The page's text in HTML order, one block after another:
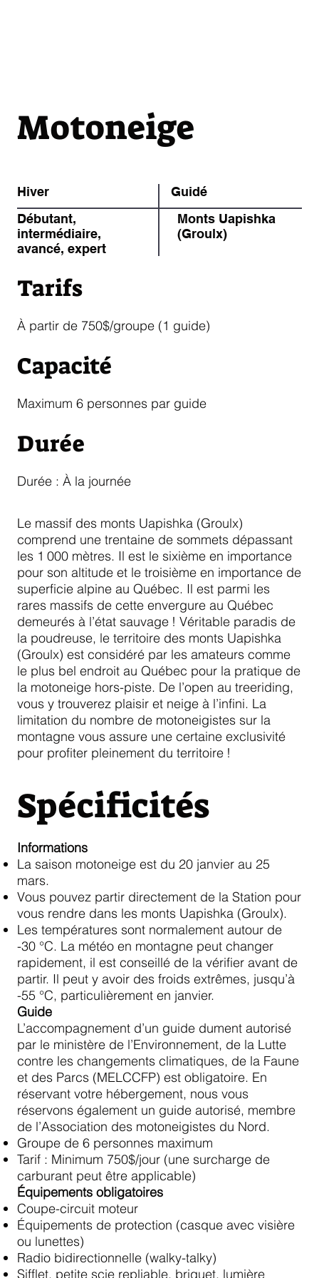
Motoneige
Spécificités
Informations
La saison motoneige est du 20 janvier au 25
mars.
Vous pouvez partir directement de la Station pour
vous rendre dans les monts Uapishka (Groulx).
Les températures sont normalement autour de
-30 °C. La météo en montagne peut changer
rapidement, il est conseillé de la vérifier avant de
partir. Il peut y avoir des froids extrêmes, jusqu’à
-55 °C, particulièrement en janvier.
Guide
L’accompagnement d’un guide dument autorisé
par le ministère de l’Environnement, de la Lutte
contre les changements climatiques, de la Faune
et des Parcs (MELCCFP) est obligatoire. En
réservant votre hébergement, nous vous
réservons également un guide autorisé, membre
de l’Association des motoneigistes du Nord.
Groupe de 6 personnes maximum
Tarif : Minimum 750$/jour (une surcharge de
carburant peut être applicable)
Équipements obligatoires
Coupe-circuit moteur
Équipements de protection (casque avec visière
ou lunettes)
Radio bidirectionnelle (walky-talky)
Sifflet, petite scie repliable, briquet, lumière
Le massif des monts Uapishka (Groulx)
comprend une trentaine de sommets dépassant
les 1 000 mètres. Il est le sixième en importance
pour son altitude et le troisième en importance de
superficie alpine au Québec. Il est parmi les
rares massifs de cette envergure au Québec
demeurés à l’état sauvage ! Véritable paradis de
la poudreuse, le territoire des monts Uapishka
(Groulx) est considéré par les amateurs comme
le plus bel endroit au Québec pour la pratique de
la motoneige hors-piste. De l’open au treeriding,
vous y trouverez plaisir et neige à l’infini. La
limitation du nombre de motoneigistes sur la
montagne vous assure une certaine exclusivité
pour profiter pleinement du territoire !
Hiver
Guidé
Débutant,
intermédiaire,
avancé, expert
Monts Uapishka
(Groulx)
Tarifs
Capacité
Durée
À partir de 750$/groupe (1 guide)
Maximum 6 personnes par guide
Durée : À la journée